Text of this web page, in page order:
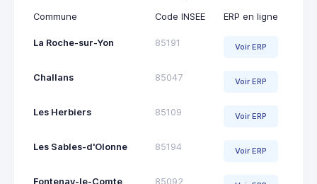
Commune Code INSEE ERP en ligne
La Roche-sur-Yon 85191 Voir ERP
Challans 85047 Voir ERP
Les Herbiers 85109 Voir ERP
Les Sables-d'Olonne 85194 Voir ERP
Fontenay-le-Comte 85092